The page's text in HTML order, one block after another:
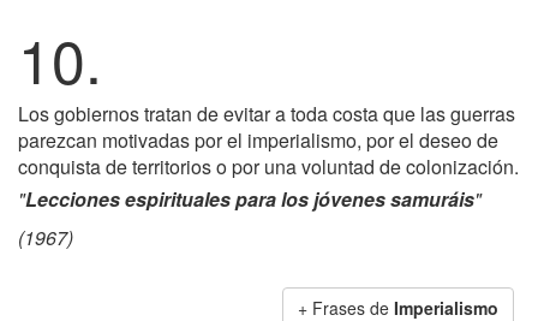
10.
Los gobiernos tratan de evitar a toda costa que las guerras
parezcan motivadas por el imperialismo, por el deseo de
conquista de territorios o por una voluntad de colonización.
"Lecciones espirituales para los jóvenes samuráis"
(1967)
+ Frases de Imperialismo